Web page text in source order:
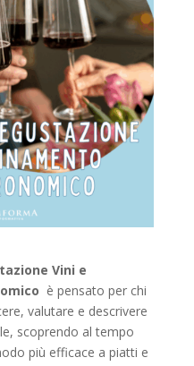
Vini e
è pensato per chi
valutare e descrivere
scoprendo al tempo
più efficace a piatti e